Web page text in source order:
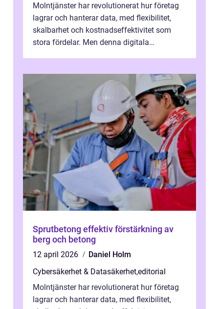
Molntjänster har revolutionerat hur företag
lagrar och hanterar data, med flexibilitet,
skalbarhet och kostnadseffektivitet som
stora fördelar. Men denna digitala
Sprutbetong effektiv förstärkning av
berg och betong
12 april 2026
Daniel Holm
Cybersäkerhet & Datasäkerhet,editorial
Molntjänster har revolutionerat hur företag
lagrar och hanterar data, med flexibilitet,